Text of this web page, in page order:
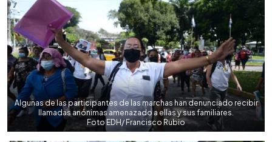
Algunas de las participantes de las marchas han denunciado recibir
llamadas anónimas amenazado a ellas y sus familiares.
Foto EDH/ Francisco Rubio